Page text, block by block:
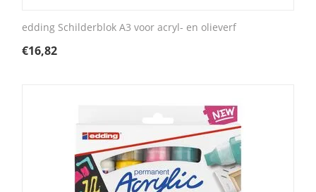
edding Schilderblok A3 voor acryl- en olieverf
€16,82